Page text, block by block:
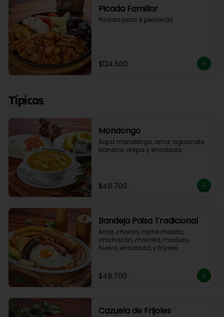
Picada Familiar
Picada para 4 personas
$124.500
Típicos
Mondongo
Sopa mondongo, arroz, aguacate,
banano, arepa y ensalada.
$48.700
Bandeja Paisa Tradicional
Arroz, chorizo, carne molida,
chicharrón, morcilla, maduro,
huevo, ensalada, y fríjoles.
$48.700
Cazuela de Frijoles